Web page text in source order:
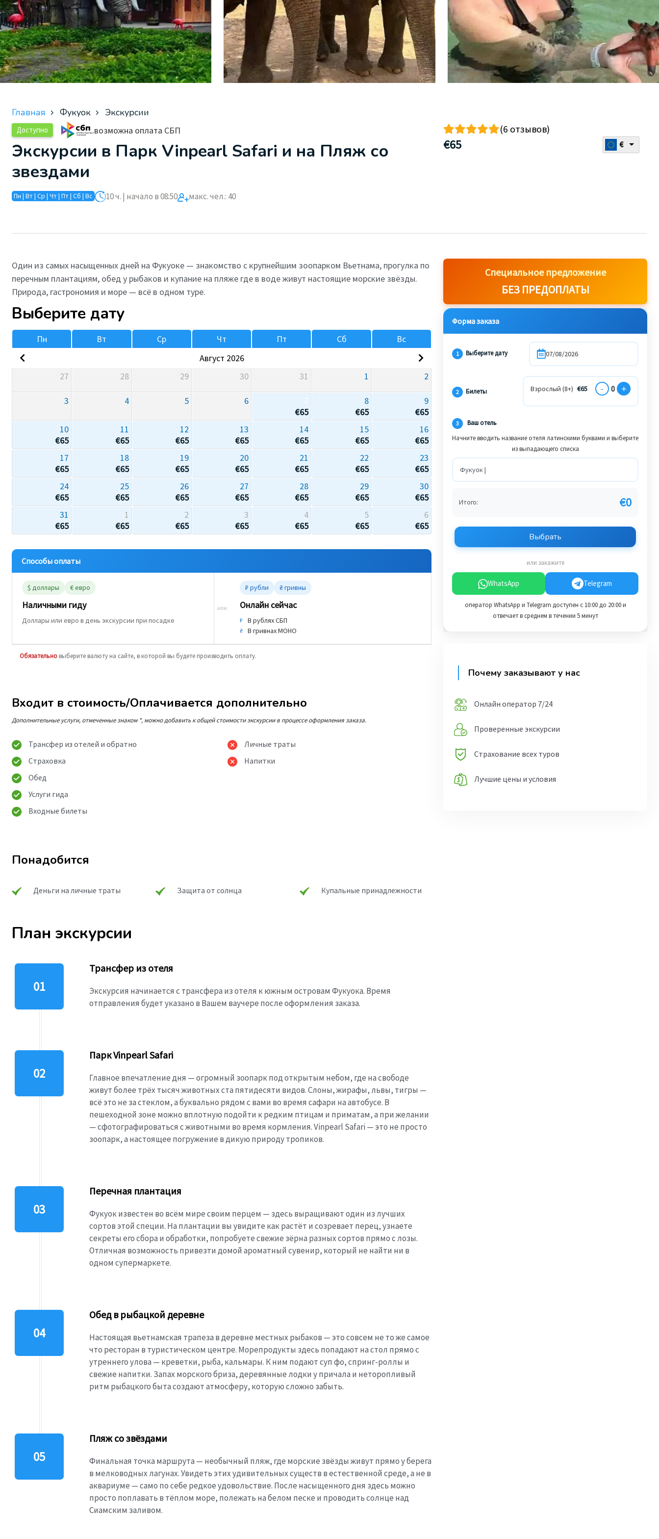
Главная Фукуок Экскурсии
Доступно возможна оплата СБП
Экскурсии в Парк Vinpearl Safari и на Пляж со
звездами
Пн | Вт | Ср | Чт | Пт | Сб | Вс 10 ч. | начало в 08:50 макс. чел.: 40
(6 отзывов)
€65 €
Один из самых насыщенных дней на Фукуоке — знакомство с крупнейшим зоопарком Вьетнама, прогулка по
перечным плантациям, обед у рыбаков и купание на пляже где в воде живут настоящие морские звёзды.
Природа, гастрономия и море — всё в одном туре.
Выберите дату
Пн Вт Ср Чт Пт Сб
Вс
Август 2026
27
28 29 30 31 1 2
3 4 5 6
€65
8
€65
9
€65
10
€65
11
€65
12
€65
13
€65
14
€65
15
€65
16
€65
17
€65
18
€65
19
€65
20
€65
21
€65
22
€65
23
€65
24
€65
25
€65
26
€65
27
€65
28
€65
29
€65
30
€65
31
€65
1
€65
2
€65
3
€65
4
€65
5
€65
6
€65
Способы оплаты
$ доллары € евро
Наличными гиду
Доллары или евро в день экскурсии при посадке
или
₽ рубли ₴ гривны
Онлайн сейчас
₽ В рублях СБП
₴ В гривнах МОНО
Обязательно выберите валюту на сайте, в которой вы будете производить оплату.
Входит в стоимость/Оплачивается дополнительно
Дополнительные услуги, отмеченные знаком *, можно добавить к общей стоимости экскурсии в процессе оформления заказа.
Трансфер из отелей и обратно
Страховка
Обед
Услуги гида
Входные билеты
Личные траты
Напитки
Понадобится
Деньги на личные траты Защита от солнца Купальные принадлежности
План экскурсии
Трансфер из отеля
Экскурсия начинается с трансфера из отеля к южным островам Фукуока. Время
отправления будет указано в Вашем ваучере после оформления заказа.
Парк Vinpearl Safari
Главное впечатление дня — огромный зоопарк под открытым небом, где на свободе
живут более трёх тысяч животных ста пятидесяти видов. Слоны, жирафы, львы, тигры —
всё это не за стеклом, а буквально рядом с вами во время сафари на автобусе. В
пешеходной зоне можно вплотную подойти к редким птицам и приматам, а при желании
— сфотографироваться с животными во время кормления. Vinpearl Safari — это не просто
зоопарк, а настоящее погружение в дикую природу тропиков.
Перечная плантация
Фукуок известен во всём мире своим перцем — здесь выращивают один из лучших
сортов этой специи. На плантации вы увидите как растёт и созревает перец, узнаете
секреты его сбора и обработки, попробуете свежие зёрна разных сортов прямо с лозы.
Отличная возможность привезти домой ароматный сувенир, который не найти ни в
одном супермаркете.
Обед в рыбацкой деревне
Настоящая вьетнамская трапеза в деревне местных рыбаков — это совсем не то же самое
что ресторан в туристическом центре. Морепродукты здесь попадают на стол прямо с
утреннего улова — креветки, рыба, кальмары. К ним подают суп фо, спринг-роллы и
свежие напитки. Запах морского бриза, деревянные лодки у причала и неторопливый
ритм рыбацкого быта создают атмосферу, которую сложно забыть.
Пляж со звёздами
Финальная точка маршрута — необычный пляж, где морские звёзды живут прямо у берега
в мелководных лагунах. Увидеть этих удивительных существ в естественной среде, а не в
аквариуме — само по себе редкое удовольствие. После насыщенного дня здесь можно
просто поплавать в тёплом море, полежать на белом песке и проводить солнце над
Сиамским заливом.
Специальное предложение
БЕЗ ПРЕДОПЛАТЫ
Форма заказа
1 Выберите дату
2 Билеты Взрослый (8+) €65 - 0 +
3
Ваш отель
Начните вводить название отеля латинскими буквами и выберите
из выпадающего списка
Итого: €0
Выбрать
или закажите
WhatsApp Telegram
оператор WhatsApp и Telegram доступен с 10:00 до 20:00 и
отвечает в среднем в течении 5 минут
Почему заказывают у нас
Онлайн оператор 7/24
Проверенные экскурсии
Страхование всех туров
Лучшие цены и условия